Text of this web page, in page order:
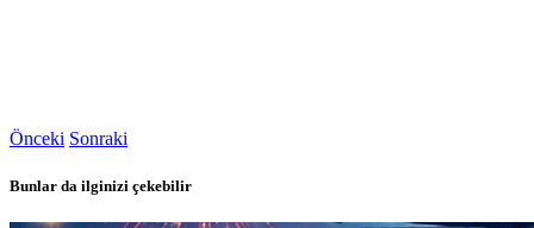
Önceki Sonraki
Bunlar da ilginizi çekebilir